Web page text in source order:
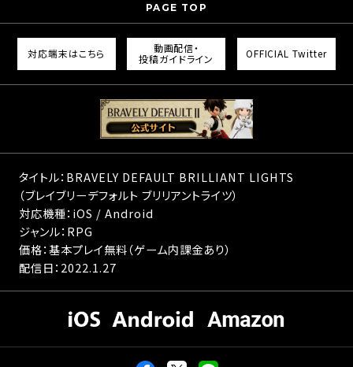
PAGE TOP
対応端末はこちら
動画配信・
投稿ガイドライン
OFFICIAL Twitter
タイトル：BRAVELY DEFAULT BRILLIANT LIGHTS
（ブレイブリーデフォルト ブリリアントライツ）
対応機種：iOS / Android
ジャンル：RPG
価格：基本プレイ無料（ゲーム内課金あり）
配信日：2022.1.27